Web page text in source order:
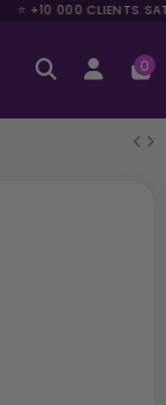
⭐ +10 000 CLIENTS
0